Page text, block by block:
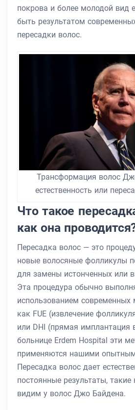
покрова и более молодой вид
быть результатом
пересадки волос.
Трансформация волос
естественность или
Что такое
как она
Пересадка волос — это
новые волосяные фолликулы
для замены истонченных или
Эта процедура обычно
использованием современных
как FUE (извлечение
или DHI (прямая имплантация
больнице Erdem Hospital эти
применяются нашими
Пересадка волос дает
постоянные результаты,
видим у волос Джо Байдена.